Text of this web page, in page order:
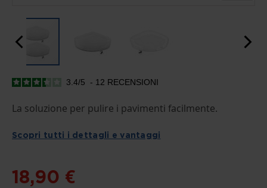
SKIP
THE
BEGINNING
THE
3.4/5 - 12 RECENSIONI
La soluzione per pulire i pavimenti facilmente.
Scopri tutti i dettagli e vantaggi
18,90 €